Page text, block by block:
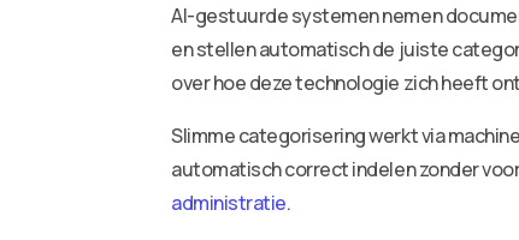
AI-gestuurde systemen nemen
en stellen automatisch de juiste
over hoe deze technologie zich heeft
Slimme categorisering werkt via
automatisch correct indelen zonder
administratie.